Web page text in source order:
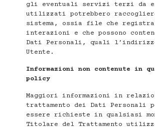
gli eventuali servizi terzi da
utilizzati potrebbero
sistema, ossia file che
interazioni e che possono
Dati Personali, quali
Utente.
Informazioni non contenute in
policy
Maggiori informazioni in
trattamento dei Dati Personali
essere richieste in qualsiasi
Titolare del Trattamento